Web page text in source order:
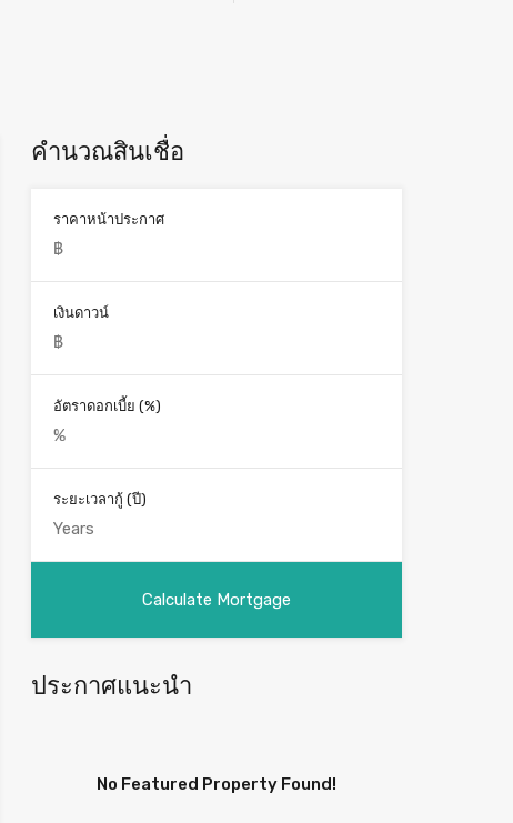
คำนวณสินเชื่อ
ราคาหน้าประกาศ
เงินดาวน์
อัตราดอกเบี้ย (%)
ระยะเวลากู้ (ปี)
ประกาศแนะนำ
No Featured Property Found!